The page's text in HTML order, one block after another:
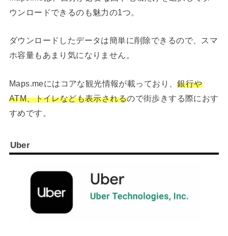
ウンロードできるのも魅力の1つ。
ダウンロードしたデータは簡単に削除できるので、スマ
ホ容量もあまり気になりません。
Maps.meにはコアな観光情報が載っており、銀行や
ATM、トイレなども表示されるので街歩きする際におす
すめです。
Uber